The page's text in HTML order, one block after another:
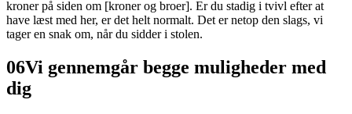
kroner på siden om [kroner og broer]. Er du stadig i tvivl efter at
have læst med her, er det helt normalt. Det er netop den slags, vi
tager en snak om, når du sidder i stolen.
06Vi gennemgår begge muligheder med
dig